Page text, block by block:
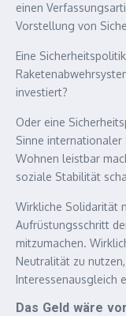
einen
Vorstellung von
Eine
investiert?
Oder eine
Sinne
Wohnen leistbar
soziale Stabilität
Wirkliche Solidarität
Aufrüstungsschritt
mitzumachen.
Neutralität zu
Interessenausgleich
Das Geld wäre